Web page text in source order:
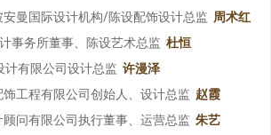
曼国际设计机构/陈设配饰设计总监 周术红
事务所董事、陈设艺术总监 杜恒
计有限公司设计总监 许漫泽
工程有限公司创始人、设计总监 赵霞
问有限公司执行董事、运营总监 朱艺